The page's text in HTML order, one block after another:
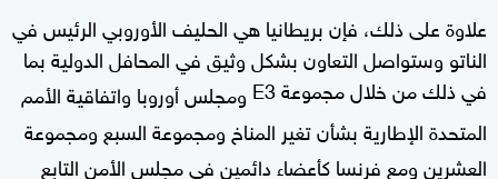
علاوة على ذلك، فإن بريطانيا هي الحليف الأوروبي الرئيس في
الناتو وستواصل التعاون بشكل وثيق في المحافل الدولية بما
في ذلك من خلال مجموعة E3
ومجلس أوروبا واتفاقية الأمم
المتحدة الإطارية بشأن تغير المناخ ومجموعة السبع ومجموعة
العشرين ومع فرنسا كأعضاء دائمين في مجلس الأمن التابع